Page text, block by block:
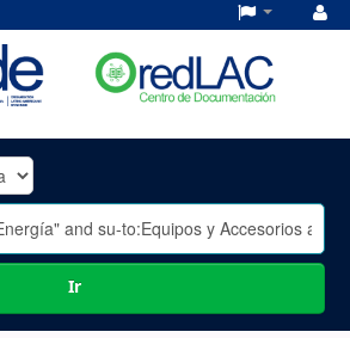
Ir